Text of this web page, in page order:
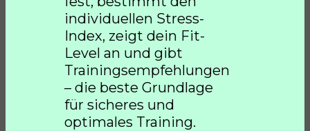
individuellen Stress-
Index, zeigt dein Fit-
Level an und gibt
Trainingsempfehlungen
– die beste Grundlage
für sicheres und
optimales Training.